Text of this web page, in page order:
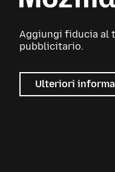
Aggiungi fiducia al
pubblicitario.
Ulteriori